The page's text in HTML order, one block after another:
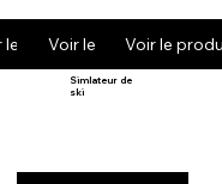
le produitVoir le produit
Voir le
Simlateur de
ski